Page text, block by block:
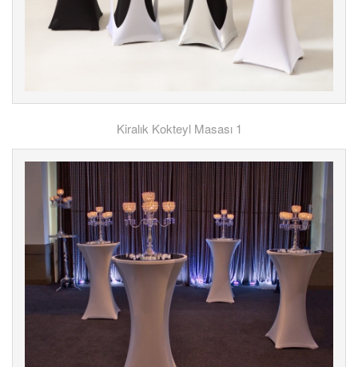
Kiralık Kokteyl Masası 1